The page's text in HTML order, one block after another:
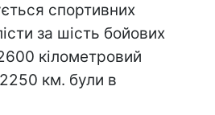
спортивних
за шість бойових
кілометровий
км. були в